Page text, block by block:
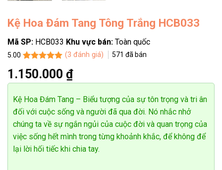
Kệ Hoa Đám Tang Tông Trắng HCB033
Mã SP: HCB033 Khu vực bán: Toàn quốc
5.00
dựa trên
đánh giá
(3 đánh giá) 571 đã bán
1.150.000 ₫
Kệ Hoa Đám Tang – Biểu tượng của sự tôn trọng và tri ân
đối với cuộc sống và người đã qua đời. Nó nhắc nhở
chúng ta về sự ngắn ngủi của cuộc đời và quan trọng của
việc sống hết mình trong từng khoảnh khắc, để không để
lại lời hối tiếc khi chia tay.